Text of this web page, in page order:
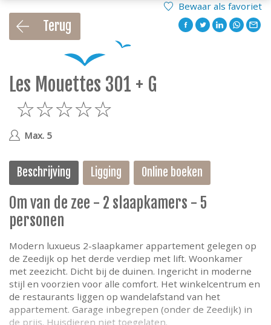
Bewaar als favoriet
Terug
Les Mouettes 301 + G
5 Max. 5
Beschrijving Ligging Online boeken
0m van de zee - 2 slaapkamers - 5
personen
Modern luxueus 2-slaapkamer appartement gelegen op
de Zeedijk op het derde verdiep met lift. Woonkamer
met zeezicht. Dicht bij de duinen. Ingericht in moderne
stijl en voorzien voor alle comfort. Het winkelcentrum en
de restaurants liggen op wandelafstand van het
appartement. Garage inbegrepen (onder de Zeedijk) in
de prijs. Huisdieren niet toegelaten.